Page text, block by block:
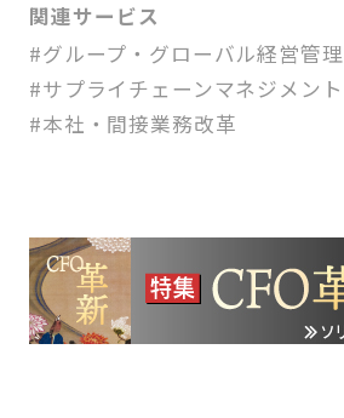
関連サービス
#グループ・グローバル経営管理
#サプライチェーンマネジメント
#本社・間接業務改革